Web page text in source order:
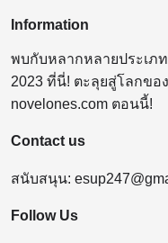
Information
พบกับหลากหลายประเภ
2023 ที่นี่! ตะลุยสู่โลกขอ
novelones.com ตอนนี้!
Contact us
สนับสนุน:
Follow Us